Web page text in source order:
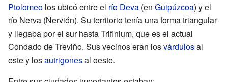
Ptolomeo los ubicó entre el río Deva (en Guipúzcoa) y el
río Nerva (Nervión). Su territorio tenía una forma triangular
y llegaba por el sur hasta Trifinium, que es el actual
Condado de Treviño. Sus vecinos eran losvárdulosal
este y losautrigonesal oeste.